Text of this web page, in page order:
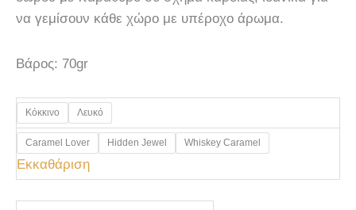
να γεμίσουν κάθε χώρο με υπέροχο άρωμα.
Βάρος: 70gr
Κόκκινο Λευκό
Caramel Lover Hidden Jewel Whiskey Caramel
Εκκαθάριση